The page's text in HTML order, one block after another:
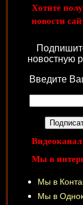
Хотите
новости
новостную
Введите
Мы в
Мы в
Мы в